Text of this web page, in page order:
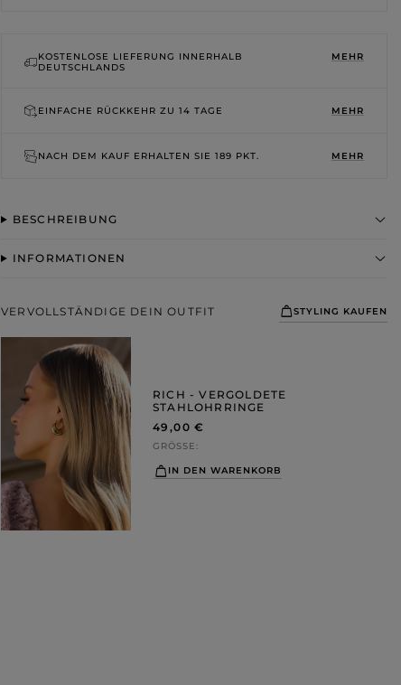
WEISSE
BLAUE
GRAUE
DRUCKE
KOSTENLOSE LIEFERUNG INNERHALB
DEUTSCHLANDS
MEHR
EINFACHE RÜCKKEHR ZU 14 TAGE MEHR
NACH DEM KAUF ERHALTEN SIE 189 PKT. MEHR
BESCHREIBUNG
INFORMATIONEN
VERVOLLSTÄNDIGE DEIN OUTFIT
RICH - VERGOLDETE
STAHLOHRRINGE
49,00 €
GRÖSSE
IN DEN WARENKORB
STYLING KAUFEN